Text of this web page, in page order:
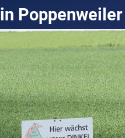
Poppenweiler